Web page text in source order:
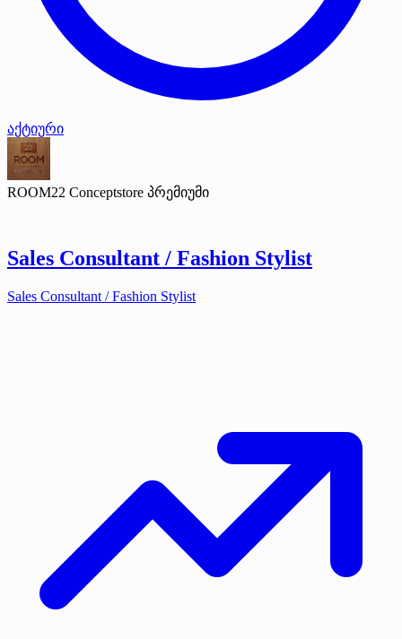
აქტიური
ROOM22 Conceptstore პრემიუმი
Sales Consultant / Fashion Stylist
Sales Consultant / Fashion Stylist